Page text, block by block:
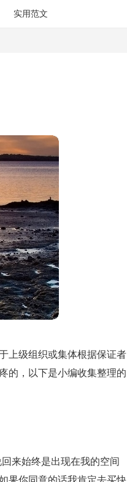
实用范文
上级组织或集体根据保证者
的，以下是小编收集整理的
来始终是出现在我的空间
果你同意的话我肯定去买快